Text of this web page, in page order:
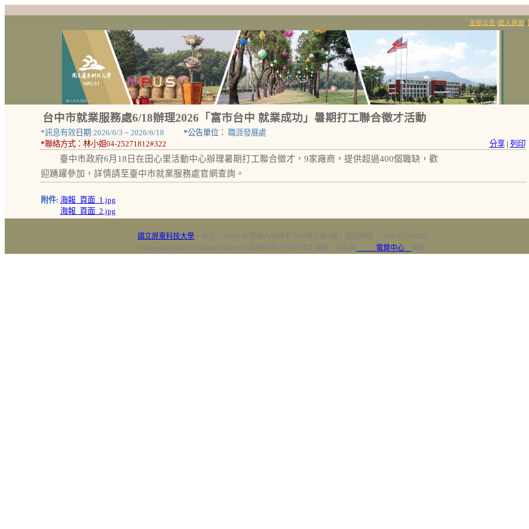
全部公告 登入頁面
台中市就業服務處6/18辦理2026「富市台中 就業成功」暑期打工聯合徵才活動
*訊息有效日期:2026/6/3 ~ 2026/6/18 *公告單位： 職涯發展處
*聯絡方式： 林小姐04-25271812#322 分享 | 列印
臺中市政府6月18日在田心里活動中心辦理暑期打工聯合徵才，9家廠商，提供超過400個職缺，歡
迎踴躍參加，詳情請至臺中市就業服務處官網查詢。
附件: 海報_頁面_1.jpg
海報_頁面_2.jpg
國立屏東科技大學
電算中心